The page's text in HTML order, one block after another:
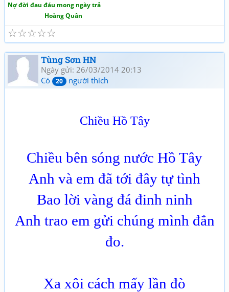
Nợ đời đau đáu mong ngày trả
Hoàng Quân
☆
☆
☆
☆
☆
Tùng Sơn HN
Ngày gửi: 26/03/2014 20:13
Có
20 người thích
Chiều Hồ Tây
Chiều bên sóng nước Hồ Tây
Anh và em đã tới đây tự tình
Bao lời vàng đá đinh ninh
Anh trao em gửi chúng mình đắn
đo.
Xa xôi cách mấy lần đò